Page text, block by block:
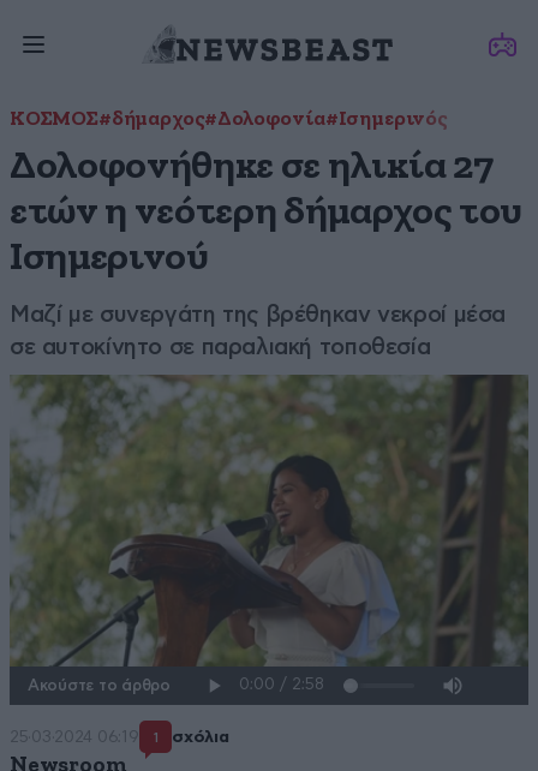
ΚΟΣΜΟΣ#δήμαρχος#Δολοφονία#Ισημερινός
Δολοφονήθηκε σε ηλικία 27
ετών η νεότερη δήμαρχος του
Ισημερινού
Μαζί με συνεργάτη της βρέθηκαν νεκροί μέσα
σε αυτοκίνητο σε παραλιακή τοποθεσία
Ακούστε το άρθρο
25·03·2024 06:19 1 σχόλια
Newsroom